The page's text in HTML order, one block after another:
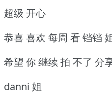
超级 开心
恭喜 喜欢 每周 看 铛铛
希望 你 继续 拍 不了 分
danni 姐